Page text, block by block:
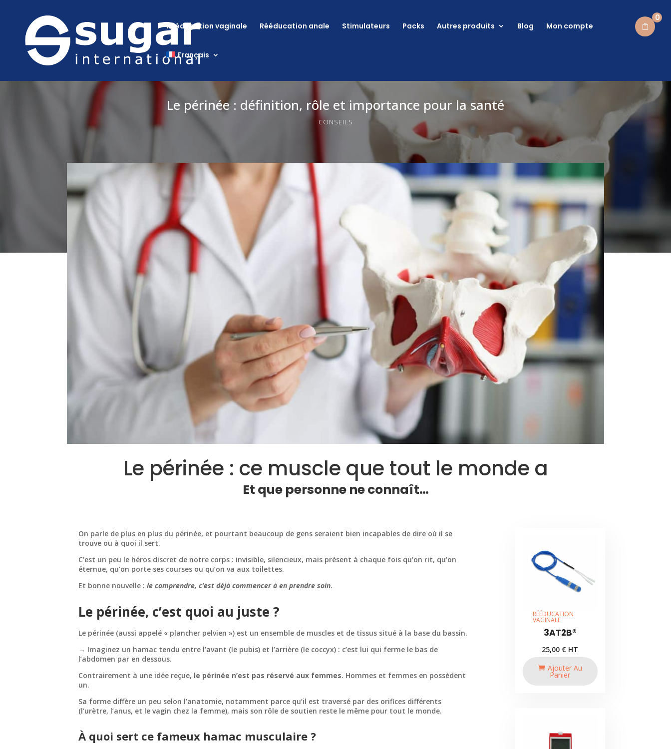
Rééducation vaginale Rééducation anale Stimulateurs Packs Autres produits Blog Mon compte
Français
0
Le périnée : définition, rôle et importance pour la santé
CONSEILS
Le périnée : ce muscle que tout le monde a
Et que personne ne connaît…
On parle de plus en plus du périnée, et pourtant beaucoup de gens seraient bien incapables de dire où il se
trouve ou à quoi il sert.
C’est un peu le héros discret de notre corps : invisible, silencieux, mais présent à chaque fois qu’on rit, qu’on
éternue, qu’on porte ses courses ou qu’on va aux toilettes.
Et bonne nouvelle : le comprendre, c’est déjà commencer à en prendre soin.
Le périnée, c’est quoi au juste ?
Le périnée (aussi appelé « plancher pelvien ») est un ensemble de muscles et de tissus situé à la base du bassin.
→ Imaginez un hamac tendu entre l’avant (le pubis) et l’arrière (le coccyx) : c’est lui qui ferme le bas de
l’abdomen par en dessous.
Contrairement à une idée reçue, le périnée n’est pas réservé aux femmes. Hommes et femmes en possèdent
un.
Sa forme diffère un peu selon l’anatomie, notamment parce qu’il est traversé par des orifices différents
(l’urètre, l’anus, et le vagin chez la femme), mais son rôle de soutien reste le même pour tout le monde.
À quoi sert ce fameux hamac musculaire ?
RÉÉDUCATION
VAGINALE
3AT2B®
25,00 € HT
Ajouter Au
Panier